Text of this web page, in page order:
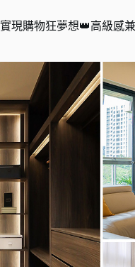
實現購物狂夢想👑高級感